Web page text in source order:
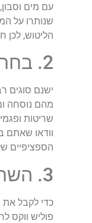
עם מים
שנותרו על
הליטוש, לכן
2. בחרו את בפוליש הנכון
ישנם סוגים
מהם נוסחה
שריטות
וודאו שאתם
הספציפיים
3. השתמשו בכלים הנכונים
כדי לקבל את
פוליש ווקס